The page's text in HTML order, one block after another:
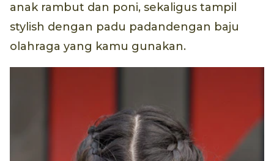
anak rambut dan poni, sekaligus tampil
stylish dengan padu padandengan baju
olahraga yang kamu gunakan.